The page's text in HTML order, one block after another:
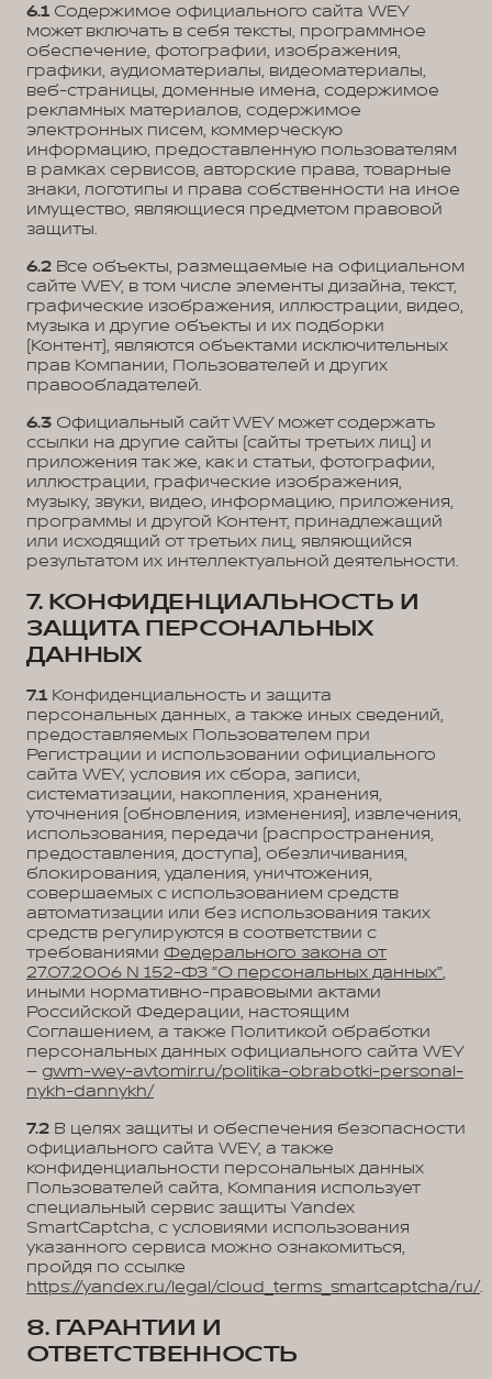
6.1 Содержимое официального сайта WEY
может включать в себя тексты, программное
обеспечение, фотографии, изображения,
графики, аудиоматериалы, видеоматериалы,
веб-страницы, доменные имена, содержимое
рекламных материалов, содержимое
электронных писем, коммерческую
информацию, предоставленную пользователям
в рамках сервисов, авторские права, товарные
знаки, логотипы и права собственности на иное
имущество, являющиеся предметом правовой
защиты.
6.2 Все объекты, размещаемые на официальном
сайте WEY, в том числе элементы дизайна, текст,
графические изображения, иллюстрации, видео,
музыка и другие объекты и их подборки
(Контент), являются объектами исключительных
прав Компании, Пользователей и других
правообладателей.
6.3 Официальный сайт WEY может содержать
ссылки на другие сайты (сайты третьих лиц) и
приложения так же, как и статьи, фотографии,
иллюстрации, графические изображения,
музыку, звуки, видео, информацию, приложения,
программы и другой Контент, принадлежащий
или исходящий от третьих лиц, являющийся
результатом их интеллектуальной деятельности.
7. КОНФИДЕНЦИАЛЬНОСТЬ И
ЗАЩИТА ПЕРСОНАЛЬНЫХ
ДАННЫХ
7.1 Конфиденциальность и защита
персональных данных, а также иных сведений,
предоставляемых Пользователем при
Регистрации и использовании официального
сайта WEY, условия их сбора, записи,
систематизации, накопления, хранения,
уточнения (обновления, изменения), извлечения,
использования, передачи (распространения,
предоставления, доступа), обезличивания,
блокирования, удаления, уничтожения,
совершаемых с использованием средств
автоматизации или без использования таких
средств регулируются в соответствии с
требованиями Федерального закона от
27.07.2006 N 152-ФЗ “О персональных данных”,
иными нормативно-правовыми актами
Российской Федерации, настоящим
Соглашением, а также Политикой обработки
персональных данных официального сайта WEY
– gwm-wey-avtomir.ru/politika-obrabotki-personal-
nykh-dannykh/
7.2 В целях защиты и обеспечения безопасности
официального сайта WEY, а также
конфиденциальности персональных данных
Пользователей сайта, Компания использует
специальный сервис защиты Yandex
SmartCaptcha, с условиями использования
указанного сервиса можно ознакомиться,
пройдя по ссылке
https://yandex.ru/legal/cloud_terms_smartcaptcha/ru/.
8. ГАРАНТИИ И
ОТВЕТСТВЕННОСТЬ